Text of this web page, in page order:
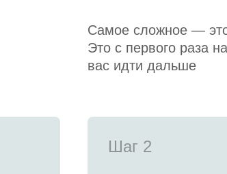
Самое сложное —
Это с первого раза
вас идти дальше
Шаг 2